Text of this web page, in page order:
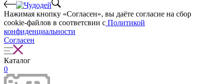
Нажимая кнопку «Согласен», вы даёте cогласие на сбор
cookie-файлов в соответсвии с Политикой
конфиденциальности
Согласен
Каталог
0